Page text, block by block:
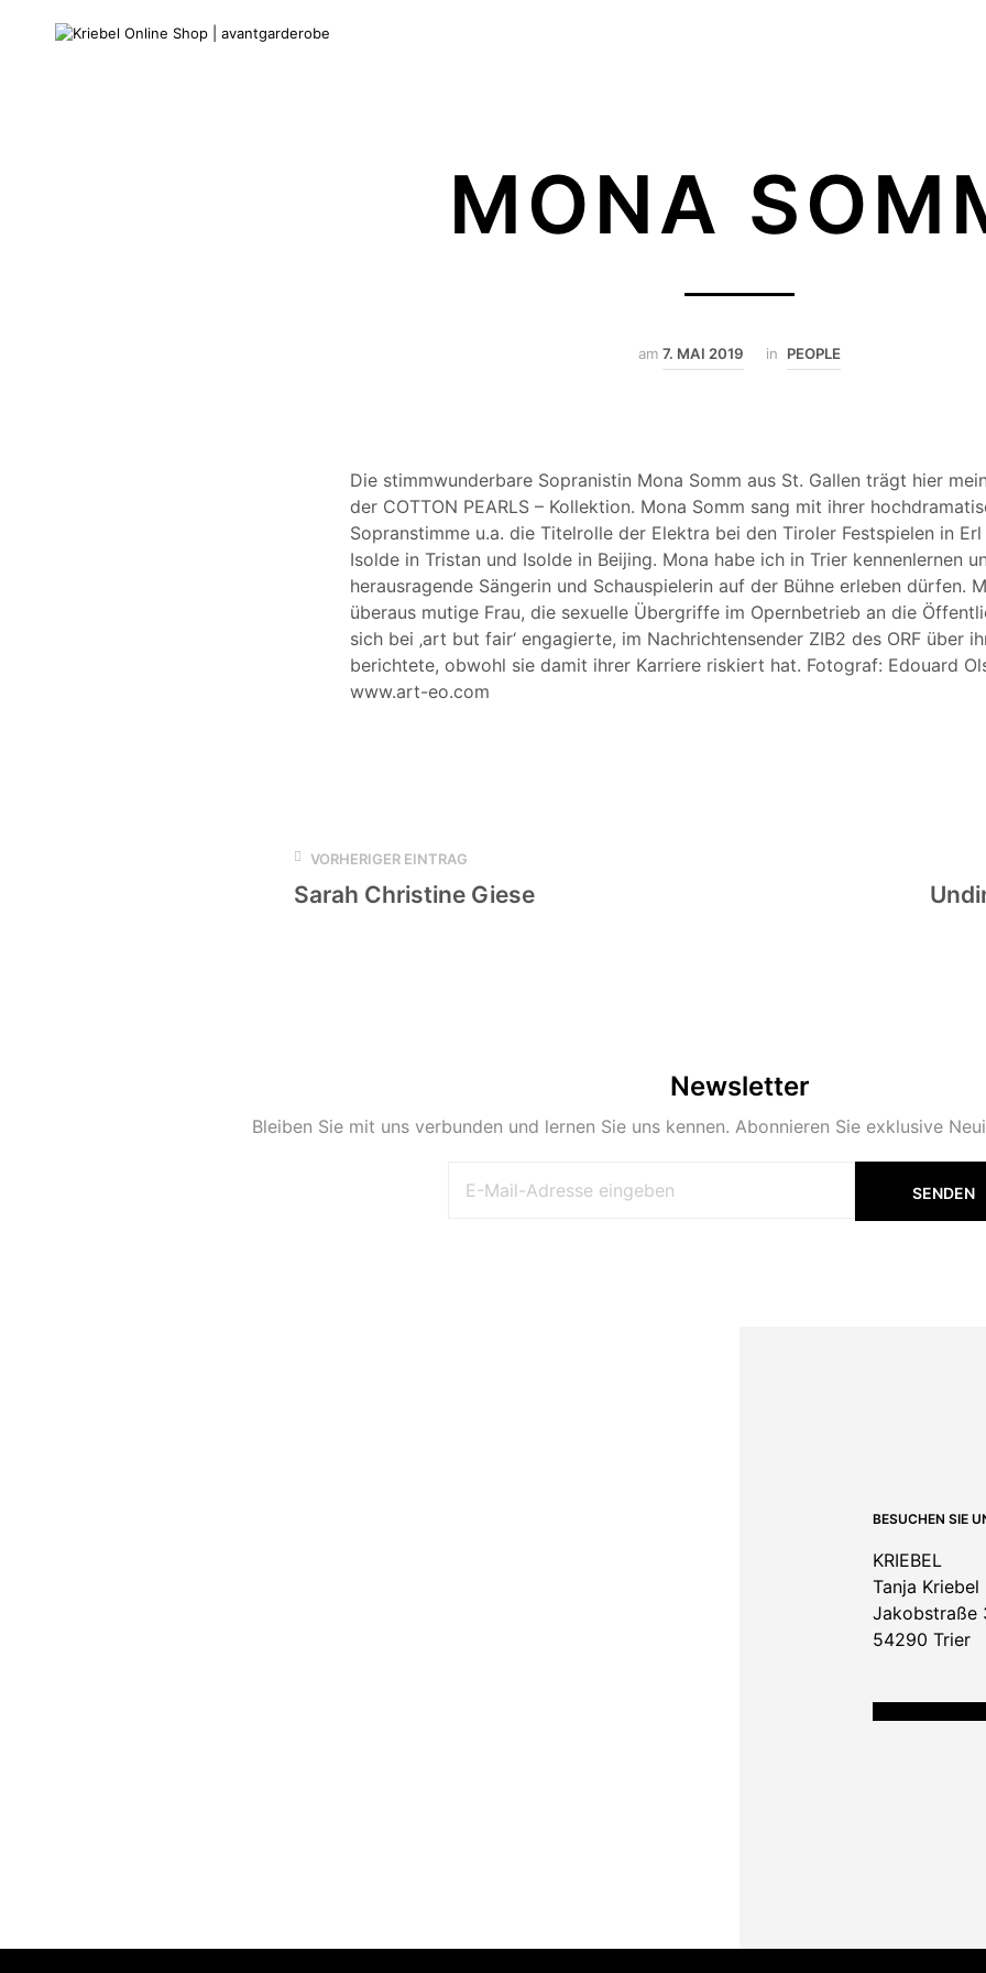
MONA
am 7. MAI 2019 in PEOPLE
Die stimmwunderbare Sopranistin Mona Somm aus St. Gallen trägt hier
der COTTON PEARLS – Kollektion. Mona Somm sang mit ihrer
Sopranstimme u.a. die Titelrolle der Elektra bei den Tiroler Festspielen in
Isolde in Tristan und Isolde in Beijing. Mona habe ich in Trier kennenlernen
herausragende Sängerin und Schauspielerin auf der Bühne erleben dürfen.
überaus mutige Frau, die sexuelle Übergriffe im Opernbetrieb an die
sich bei ‚art but fair‘ engagierte, im Nachrichtensender ZIB2 des ORF über
berichtete, obwohl sie damit ihrer Karriere riskiert hat. Fotograf: Edouard
www.art-eo.com
VORHERIGER EINTRAG
Sarah Christine Giese
Newsletter
Bleiben Sie mit uns verbunden und lernen Sie uns kennen. Abonnieren Sie exklusive
BESUCHEN SIE
KRIEBEL
Tanja Kriebel
Jakobstraße
54290 Trier